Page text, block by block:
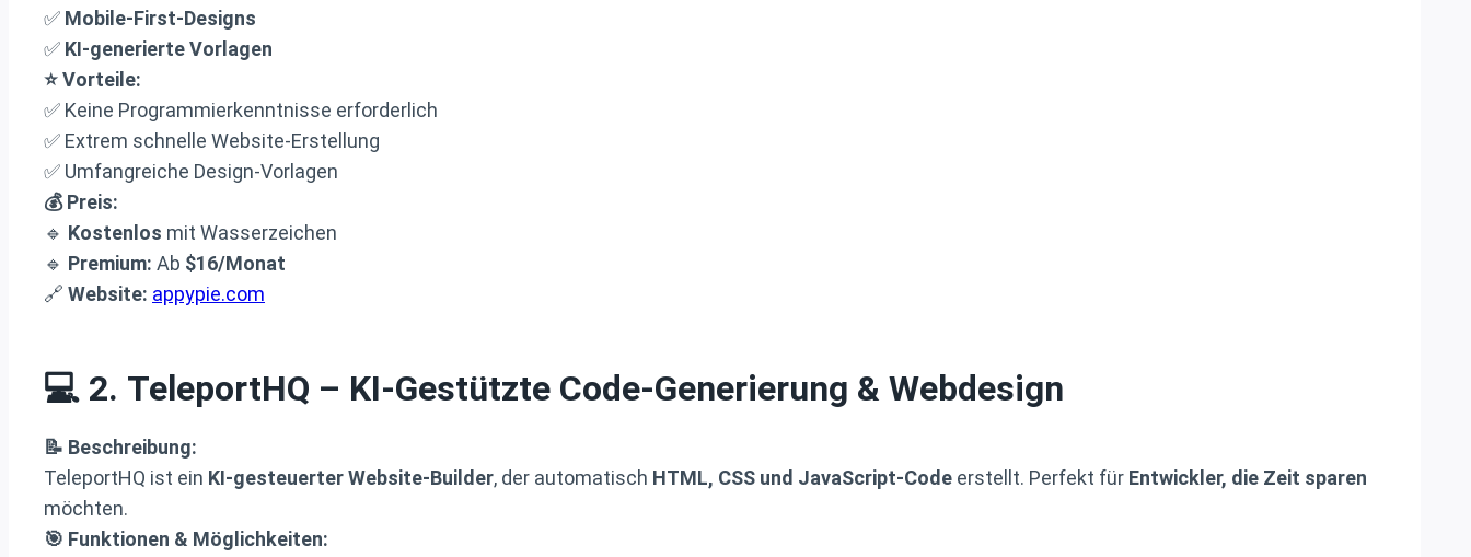
✅ Mobile-First-Designs
✅ KI-generierte Vorlagen
⭐ Vorteile:
✅ Keine Programmierkenntnisse erforderlich
✅ Extrem schnelle Website-Erstellung
✅ Umfangreiche Design-Vorlagen
💰 Preis:
🔹 Kostenlos mit Wasserzeichen
🔹 Premium: Ab $16/Monat
🔗 Website: appypie.com
💻 2. TeleportHQ – KI-Gestützte Code-Generierung & Webdesign
📝 Beschreibung:
TeleportHQ ist ein KI-gesteuerter Website-Builder, der automatisch HTML, CSS und JavaScript-Code erstellt. Perfekt für Entwickler, die Zeit sparen
möchten.
🎯 Funktionen & Möglichkeiten: